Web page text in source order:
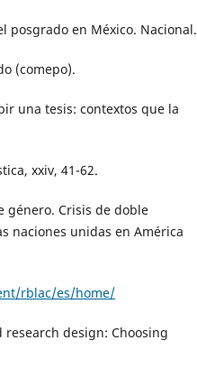
posgrado en México. Nacional.
(comepo).
una tesis: contextos que la
xxiv, 41-62.
género. Crisis de doble
naciones unidas en América
rblac/es/home/
research design: Choosing